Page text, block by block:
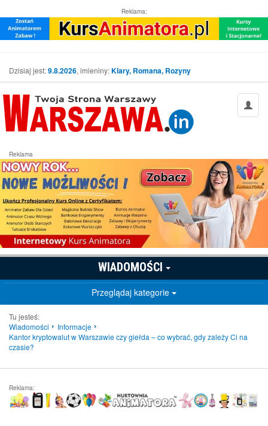
Reklama:
Dzisiaj jest:9.8.2026, imieniny:Klary, Romana, Rozyny
Reklama
WIADOMOŚCI
Przeglądaj kategorie
Tu jesteś:
Wiadomości
Informacje
Kantor kryptowalut w Warszawie czy giełda – co wybrać, gdy zależy Ci na
czasie?
Reklama: